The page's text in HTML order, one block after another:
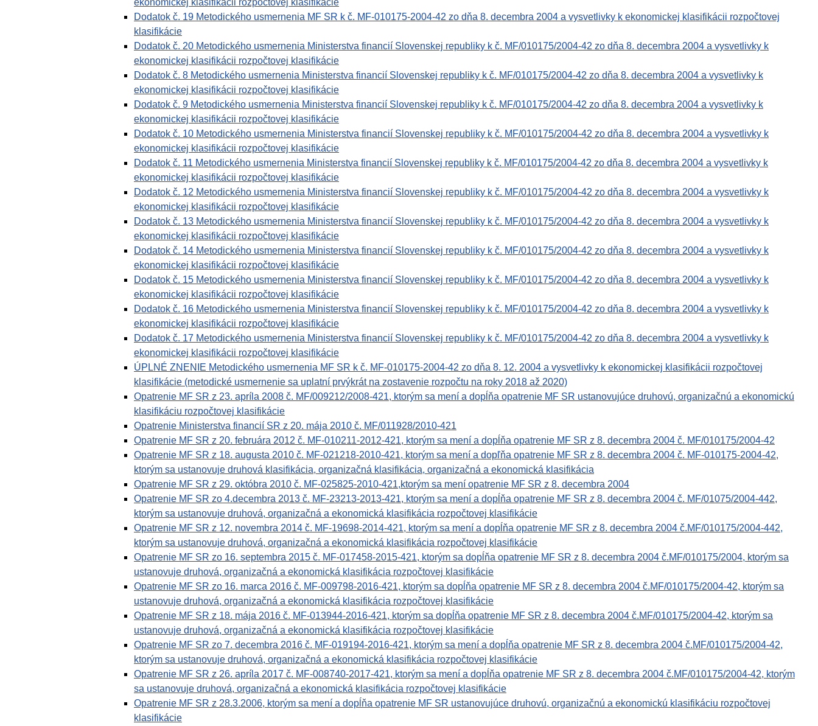
ekonomickej klasifikácii rozpočtovej klasifikácie
Dodatok č. 19 Metodického usmernenia MF SR k č. MF-010175-2004-42 zo dňa 8. decembra 2004 a vysvetlivky k ekonomickej klasifikácii rozpočtovej
klasifikácie
Dodatok č. 20 Metodického usmernenia Ministerstva financií Slovenskej republiky k č. MF/010175/2004-42 zo dňa 8. decembra 2004 a vysvetlivky k
ekonomickej klasifikácii rozpočtovej klasifikácie
Dodatok č. 8 Metodického usmernenia Ministerstva financií Slovenskej republiky k č. MF/010175/2004-42 zo dňa 8. decembra 2004 a vysvetlivky k
ekonomickej klasifikácii rozpočtovej klasifikácie
Dodatok č. 9 Metodického usmernenia Ministerstva financií Slovenskej republiky k č. MF/010175/2004-42 zo dňa 8. decembra 2004 a vysvetlivky k
ekonomickej klasifikácii rozpočtovej klasifikácie
Dodatok č. 10 Metodického usmernenia Ministerstva financií Slovenskej republiky k č. MF/010175/2004-42 zo dňa 8. decembra 2004 a vysvetlivky k
ekonomickej klasifikácii rozpočtovej klasifikácie
Dodatok č. 11 Metodického usmernenia Ministerstva financií Slovenskej republiky k č. MF/010175/2004-42 zo dňa 8. decembra 2004 a vysvetlivky k
ekonomickej klasifikácii rozpočtovej klasifikácie
Dodatok č. 12 Metodického usmernenia Ministerstva financií Slovenskej republiky k č. MF/010175/2004-42 zo dňa 8. decembra 2004 a vysvetlivky k
ekonomickej klasifikácii rozpočtovej klasifikácie
Dodatok č. 13 Metodického usmernenia Ministerstva financií Slovenskej republiky k č. MF/010175/2004-42 zo dňa 8. decembra 2004 a vysvetlivky k
ekonomickej klasifikácii rozpočtovej klasifikácie
Dodatok č. 14 Metodického usmernenia Ministerstva financií Slovenskej republiky k č. MF/010175/2004-42 zo dňa 8. decembra 2004 a vysvetlivky k
ekonomickej klasifikácii rozpočtovej klasifikácie
Dodatok č. 15 Metodického usmernenia Ministerstva financií Slovenskej republiky k č. MF/010175/2004-42 zo dňa 8. decembra 2004 a vysvetlivky k
ekonomickej klasifikácii rozpočtovej klasifikácie
Dodatok č. 16 Metodického usmernenia Ministerstva financií Slovenskej republiky k č. MF/010175/2004-42 zo dňa 8. decembra 2004 a vysvetlivky k
ekonomickej klasifikácii rozpočtovej klasifikácie
Dodatok č. 17 Metodického usmernenia Ministerstva financií Slovenskej republiky k č. MF/010175/2004-42 zo dňa 8. decembra 2004 a vysvetlivky k
ekonomickej klasifikácii rozpočtovej klasifikácie
ÚPLNÉ ZNENIE Metodického usmernenia MF SR k č. MF-010175-2004-42 zo dňa 8. 12. 2004 a vysvetlivky k ekonomickej klasifikácii rozpočtovej
klasifikácie (metodické usmernenie sa uplatní prvýkrát na zostavenie rozpočtu na roky 2018 až 2020)
Opatrenie MF SR z 23. apríla 2008 č. MF/009212/2008-421, ktorým sa mení a dopĺňa opatrenie MF SR ustanovujúce druhovú, organizačnú a ekonomickú
klasifikáciu rozpočtovej klasifikácie
Opatrenie Ministerstva financií SR z 20. mája 2010 č. MF/011928/2010-421
Opatrenie MF SR z 20. februára 2012 č. MF-010211-2012-421, ktorým sa mení a dopĺňa opatrenie MF SR z 8. decembra 2004 č. MF/010175/2004-42
Opatrenie MF SR z 18. augusta 2010 č. MF-021218-2010-421, ktorým sa mení a dopľňa opatrenie MF SR z 8. decembra 2004 č. MF-010175-2004-42,
ktorým sa ustanovuje druhová klasifikácia, organizačná klasifikácia, organizačná a ekonomická klasifikácia
Opatrenie MF SR z 29. októbra 2010 č. MF-025825-2010-421,ktorým sa mení opatrenie MF SR z 8. decembra 2004
Opatrenie MF SR zo 4.decembra 2013 č. MF-23213-2013-421, ktorým sa mení a dopĺňa opatrenie MF SR z 8. decembra 2004 č. MF/01075/2004-442,
ktorým sa ustanovuje druhová, organizačná a ekonomická klasifikácia rozpočtovej klasifikácie
Opatrenie MF SR z 12. novembra 2014 č. MF-19698-2014-421, ktorým sa mení a dopĺňa opatrenie MF SR z 8. decembra 2004 č.MF/010175/2004-442,
ktorým sa ustanovuje druhová, organizačná a ekonomická klasifikácia rozpočtovej klasifikácie
Opatrenie MF SR zo 16. septembra 2015 č. MF-017458-2015-421, ktorým sa dopĺňa opatrenie MF SR z 8. decembra 2004 č.MF/010175/2004, ktorým sa
ustanovuje druhová, organizačná a ekonomická klasifikácia rozpočtovej klasifikácie
Opatrenie MF SR zo 16. marca 2016 č. MF-009798-2016-421, ktorým sa dopĺňa opatrenie MF SR z 8. decembra 2004 č.MF/010175/2004-42, ktorým sa
ustanovuje druhová, organizačná a ekonomická klasifikácia rozpočtovej klasifikácie
Opatrenie MF SR z 18. mája 2016 č. MF-013944-2016-421, ktorým sa dopĺňa opatrenie MF SR z 8. decembra 2004 č.MF/010175/2004-42, ktorým sa
ustanovuje druhová, organizačná a ekonomická klasifikácia rozpočtovej klasifikácie
Opatrenie MF SR zo 7. decembra 2016 č. MF-019194-2016-421, ktorým sa mení a dopĺňa opatrenie MF SR z 8. decembra 2004 č.MF/010175/2004-42,
ktorým sa ustanovuje druhová, organizačná a ekonomická klasifikácia rozpočtovej klasifikácie
Opatrenie MF SR z 26. apríla 2017 č. MF-008740-2017-421, ktorým sa mení a dopĺňa opatrenie MF SR z 8. decembra 2004 č.MF/010175/2004-42, ktorým
sa ustanovuje druhová, organizačná a ekonomická klasifikácia rozpočtovej klasifikácie
Opatrenie MF SR z 28.3.2006, ktorým sa mení a dopĺňa opatrenie MF SR ustanovujúce druhovú, organizačnú a ekonomickú klasifikáciu rozpočtovej
klasifikácie